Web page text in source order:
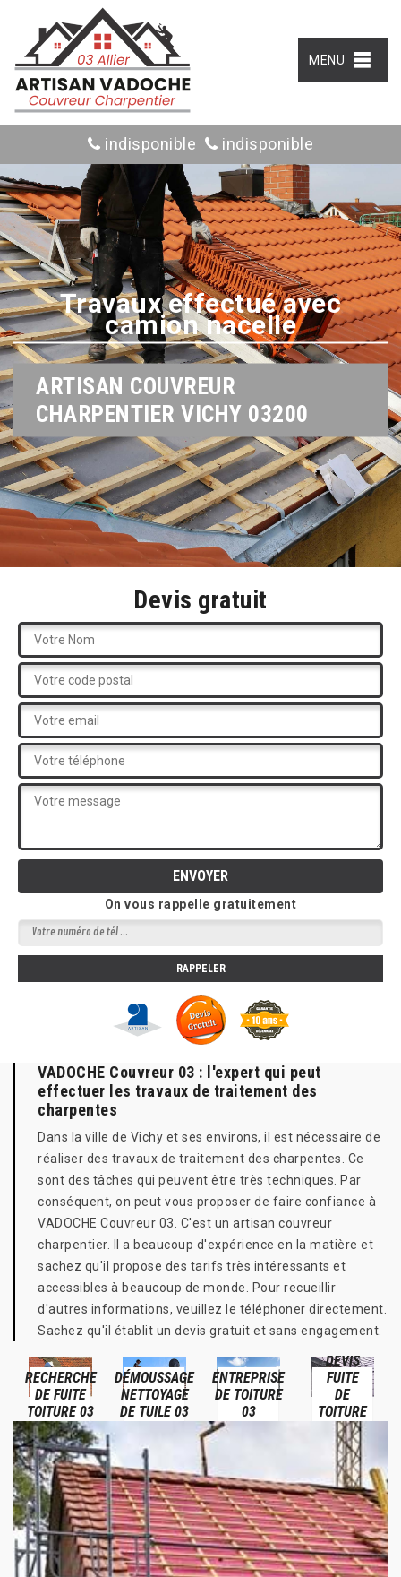
MENU
indisponible indisponible
Travaux effectué avec
camion nacelle
ARTISAN COUVREUR
CHARPENTIER VICHY 03200
Devis gratuit
On vous rappelle gratuitement
VADOCHE Couvreur 03 : l'expert qui peut
effectuer les travaux de traitement des
charpentes
Dans la ville de Vichy et ses environs, il est nécessaire de
réaliser des travaux de traitement des charpentes. Ce
sont des tâches qui peuvent être très techniques. Par
conséquent, on peut vous proposer de faire confiance à
VADOCHE Couvreur 03. C'est un artisan couvreur
charpentier. Il a beaucoup d'expérience en la matière et
sachez qu'il propose des tarifs très intéressants et
accessibles à beaucoup de monde. Pour recueillir
d'autres informations, veuillez le téléphoner directement.
Sachez qu'il établit un devis gratuit et sans engagement.
RECHERCHE
DE FUITE
TOITURE 03
DÉMOUSSAGE
NETTOYAGE
DE TUILE 03
ENTREPRISE
DE TOITURE
03
DEVIS
FUITE
DE
TOITURE
03